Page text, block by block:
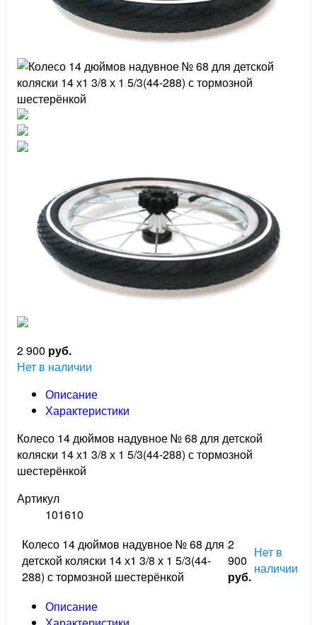
2 900 руб.
Нет в наличии
Описание
Характеристики
Колесо 14 дюймов надувное № 68 для детской
коляски 14 х1 3/8 х 1 5/3(44-288) с тормозной
шестерёнкой
Артикул
101610
Колесо 14 дюймов надувное № 68 для
детской коляски 14 х1 3/8 х 1 5/3(44-
288) с тормозной шестерёнкой
2
900
руб.
Нет в
наличии
Описание